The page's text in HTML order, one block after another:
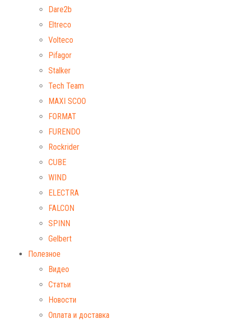
Dare2b
Eltreco
Volteco
Pifagor
Stalker
Tech Team
MAXI SCOO
FORMAT
FURENDO
Rockrider
CUBE
WIND
ELECTRA
FALCON
SPINN
Gelbert
Полезное
Видео
Статьи
Новости
Оплата и доставка